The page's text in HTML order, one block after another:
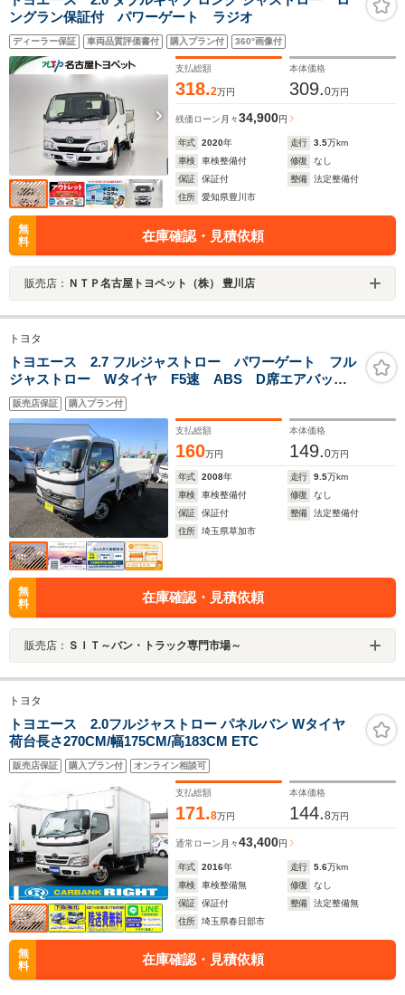
ングラン保証付 パワーゲート ラジオ
ディーラー保証 車両品質評価書付 購入プラン付 360°画像付
支払総額
318.2万円
本体価格
309.0万円
残価ローン 月々34,900円
年式 2020年 走行 3.5万km
車検
車検整備付 修復
なし
保証
保証付 整備
法定整備付
住所
愛知県豊川市
無
料
在庫確認・見積依頼
販売店： ＮＴＰ名古屋トヨペット（株） 豊川店
トヨタ
トヨエース 2.7 フルジャストロー パワーゲート フル
ジャストロー Wタイヤ F5速 ABS D席エアバッ
グ 集中ドア 左電格ミラー 荷台床鉄板張り 極東製
600Kg型アームゲート 2000Kg積載
販売店保証 購入プラン付
支払総額
160万円
本体価格
149.0万円
年式 2008年 走行 9.5万km
車検
車検整備付 修復
なし
保証
保証付 整備
法定整備付
住所
埼玉県草加市
無
料
在庫確認・見積依頼
販売店： ＳＩＴ～バン・トラック専門市場～
トヨタ
トヨエース 2.0フルジャストロー パネルバン Wタイヤ
荷台長さ270CM/幅175CM/高183CM ETC
販売店保証 購入プラン付 オンライン相談可
支払総額
171.8万円
本体価格
144.8万円
通常ローン 月々43,400円
年式 2016年 走行 5.6万km
車検
車検整備無 修復
なし
保証
保証付 整備
法定整備無
住所
埼玉県春日部市
無
料
在庫確認・見積依頼